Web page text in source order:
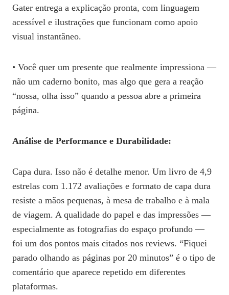
Gater entrega a explicação pronta, com linguagem
acessível e ilustrações que funcionam como apoio
visual instantâneo.
• Você quer um presente que realmente impressiona —
não um caderno bonito, mas algo que gera a reação
“nossa, olha isso” quando a pessoa abre a primeira
página.
Análise de Performance e Durabilidade:
Capa dura. Isso não é detalhe menor. Um livro de 4,9
estrelas com 1.172 avaliações e formato de capa dura
resiste a mãos pequenas, à mesa de trabalho e à mala
de viagem. A qualidade do papel e das impressões —
especialmente as fotografias do espaço profundo —
foi um dos pontos mais citados nos reviews. “Fiquei
parado olhando as páginas por 20 minutos” é o tipo de
comentário que aparece repetido em diferentes
plataformas.